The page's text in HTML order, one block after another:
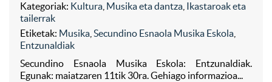
Kategoriak: Kultura Musika eta dantza Ikastaroak eta
tailerrak
Etiketak: Musika Secundino Esnaola Musika Eskola
Entzunaldiak
Secundino Esnaola Musika Eskola: Entzunaldiak.
Egunak: maiatzaren 11tik 30ra. Gehiago informazioa...